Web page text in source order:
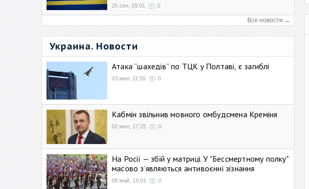
25 сен, 09:01 0
Все новости →
Украина. Новости
Атака “шахедів” по ТЦК у Полтаві, є загиблі
03 июл, 11:55 0
Кабмін звільнив мовного омбудсмена Креміня
02 июл, 17:25 0
На Росії — збій у матриці. У "Бессмертному полку"
масово зʼявляються антивоєнні зізнання
08 май, 19:01 0